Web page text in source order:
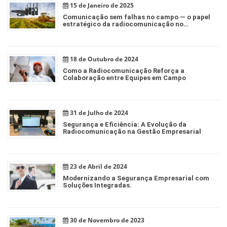
15 de Janeiro de 2025
Comunicação sem falhas no campo — o papel
estratégico da radiocomunicação no
18 de Outubro de 2024
Como a Radiocomunicação Reforça a
Colaboração entre Equipes em Campo
31 de Julho de 2024
Segurança e Eficiência: A Evolução da
Radiocomunicação na Gestão Empresarial
23 de Abril de 2024
Modernizando a Segurança Empresarial com
Soluções Integradas.
30 de Novembro de 2023